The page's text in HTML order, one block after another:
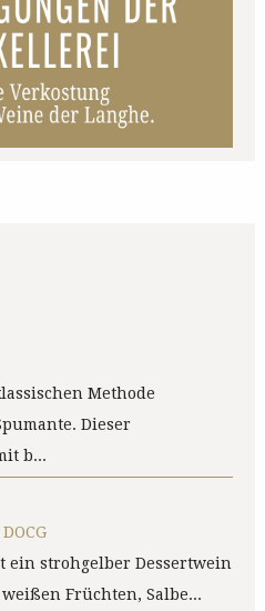
Methode
Dieser
b...
ein strohgelber Dessertwein
Früchten, Salbe...